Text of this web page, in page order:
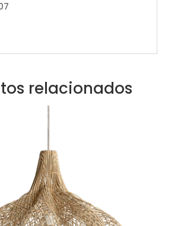
relacionados